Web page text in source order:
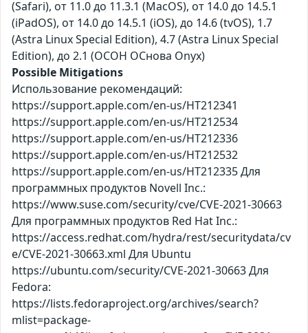
(Safari), от 11.0 до 11.3.1 (MacOS), от 14.0 до 14.5.1
(iPadOS), от 14.0 до 14.5.1 (iOS), до 14.6 (tvOS), 1.7
(Astra Linux Special Edition), 4.7 (Astra Linux Special
Edition), до 2.1 (ОСОН ОСнова Оnyx)
Possible Mitigations
Использование рекомендаций:
https://support.apple.com/en-us/HT212341
https://support.apple.com/en-us/HT212534
https://support.apple.com/en-us/HT212336
https://support.apple.com/en-us/HT212532
https://support.apple.com/en-us/HT212335 Для
программных продуктов Novell Inc.:
https://www.suse.com/security/cve/CVE-2021-30663
Для программных продуктов Red Hat Inc.:
https://access.redhat.com/hydra/rest/securitydata/cv
e/CVE-2021-30663.xml Для Ubuntu
https://ubuntu.com/security/CVE-2021-30663 Для
Fedora:
https://lists.fedoraproject.org/archives/search?
mlist=package-